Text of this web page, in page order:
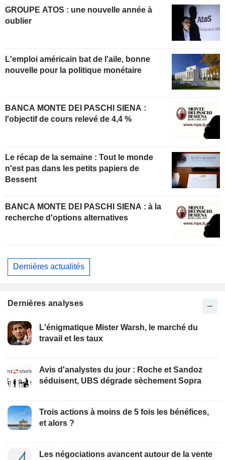
GROUPE ATOS : une nouvelle année à
oublier
L'emploi américain bat de l'aile, bonne
nouvelle pour la politique monétaire
BANCA MONTE DEI PASCHI SIENA :
l'objectif de cours relevé de 4,4 %
Le récap de la semaine : Tout le monde
n'est pas dans les petits papiers de
Bessent
BANCA MONTE DEI PASCHI SIENA : à la
recherche d'options alternatives
Dernières actualités
Dernières analyses
L'énigmatique Mister Warsh, le marché du
travail et les taux
Avis d'analystes du jour : Roche et Sandoz
séduisent, UBS dégrade sèchement Sopra
Trois actions à moins de 5 fois les bénéfices,
et alors ?
Les négociations avancent autour de la vente